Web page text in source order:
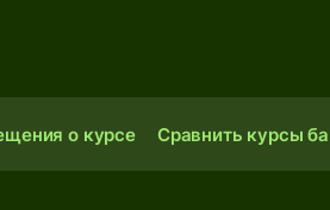
о курсе Сравнить курсы